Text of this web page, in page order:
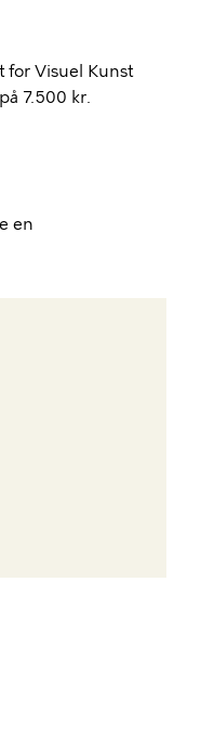
for Visuel Kunst
7.500 kr.
en